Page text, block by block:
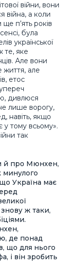
війни, вони
війна, а коли
п’ять років
була
української
те, яке
Але вони
життя, але
етос
дивлюся
лише ворогу,
навіть, якщо
у тому всьому».
так
й про Мюнхен,
минулого
що Україна має
ж таки,
де понад
що для нього
і він зробить